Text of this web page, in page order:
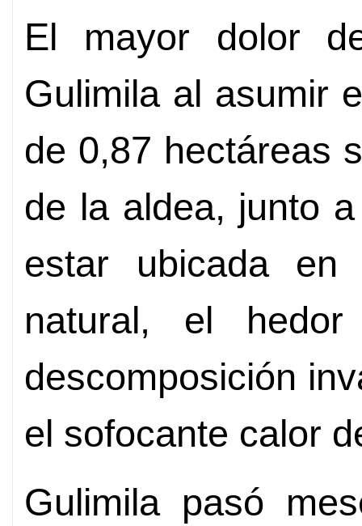
El mayor dolor
Gulimila al asumir
de 0,87 hectáreas
de la aldea, junto
estar ubicada
natural, el
descomposición
el sofocante calor
Gulimila pasó